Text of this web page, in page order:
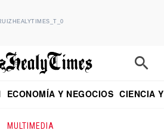
ECONOMÍA Y NEGOCIOS CIENCIA
MULTIMEDIA